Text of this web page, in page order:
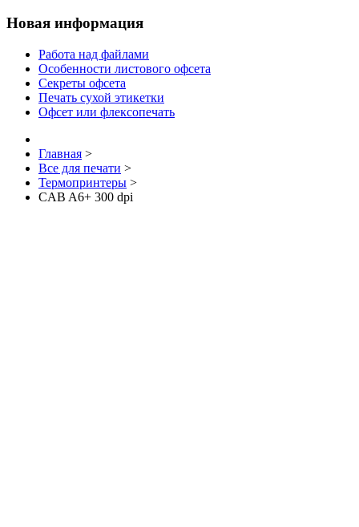
Новая информация
Работа над файлами
Особенности листового офсета
Секреты офсета
Печать сухой этикетки
Офсет или флексопечать
Главная >
Все для печати >
Термопринтеры >
CAB A6+ 300 dpi